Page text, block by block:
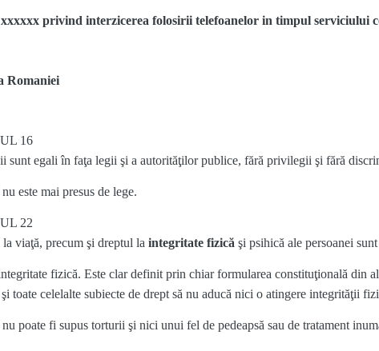
privind interzicerea folosirii telefoanelor in timpul serviciului
Romaniei
16
sunt egali în faţa legii şi a autorităţilor publice, fără privilegii şi fără
este mai presus de lege.
22
viaţă, precum şi dreptul la integritate fizică şi psihică ale persoanei
fizică. Este clar definit prin chiar formularea constituţională din
toate celelalte subiecte de drept să nu aducă nici o atingere integrităţii
poate fi supus torturii şi nici unui fel de pedeapsă sau de tratament